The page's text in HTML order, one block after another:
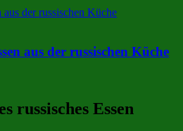
aus der russischen Küche
russisches Essen